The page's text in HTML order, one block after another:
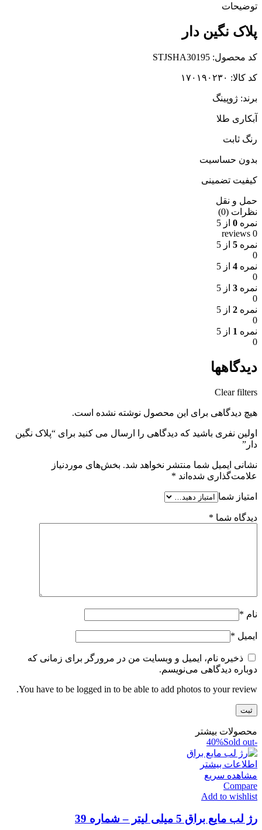
توضیحات
پلاک نگین دار
کد محصول: STJSHA30195
کد کالا: ۱۷۰۱۹۰۲۳۰
برند: ژوپینگ
آبکاری طلا
رنگ ثابت
بدون حساسیت
کیفیت تضمینی
حمل و نقل
نظرات (0)
نمره 0 از 5
0 reviews
نمره 5 از 5
0
نمره 4 از 5
0
نمره 3 از 5
0
نمره 2 از 5
0
نمره 1 از 5
0
دیدگاهها
Clear filters
هیچ دیدگاهی برای این محصول نوشته نشده است.
اولین نفری باشید که دیدگاهی را ارسال می کنید برای “پلاک نگین
دار”
نشانی ایمیل شما منتشر نخواهد شد. بخش‌های موردنیاز
علامت‌گذاری شده‌اند *
امتیاز شما
دیدگاه شما *
نام *
ایمیل *
ذخیره نام، ایمیل و وبسایت من در مرورگر برای زمانی که
دوباره دیدگاهی می‌نویسم.
You have to be logged in to be able to add photos to your review.
محصولات بیشتر
-40%
Sold out
اطلاعات بیشتر
مشاهده سریع
Compare
Add to wishlist
رژ لب مایع براق 5 میلی لیتر – شماره 39